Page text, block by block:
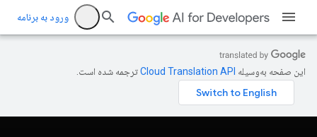
ورود به برنامه
این صفحه به‌وسیله ترجمه شده است.